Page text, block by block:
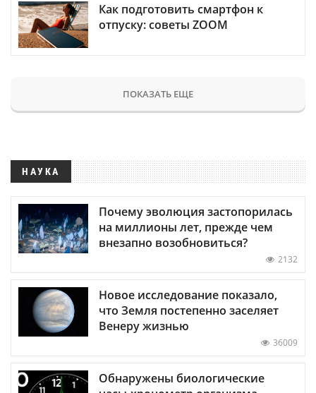
Как подготовить смартфон к
отпуску: советы ZOOM
ПОКАЗАТЬ ЕЩЕ
НАУКА
Почему эволюция застопорилась
на миллионы лет, прежде чем
внезапно возобновиться?
2132
Новое исследование показало,
что Земля постепенно заселяет
Венеру жизнью
36009
Обнаружены биологические